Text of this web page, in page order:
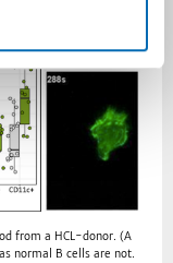
from a HCL-donor. (A
normal B cells are not.